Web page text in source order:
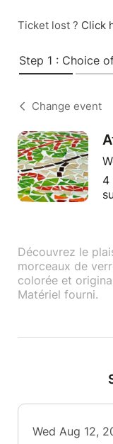
Ticket lost ? Click
Step 1 : Choice
Change event
4
Découvrez le
morceaux de
colorée et
Matériel fourni.
Wed Aug 12,